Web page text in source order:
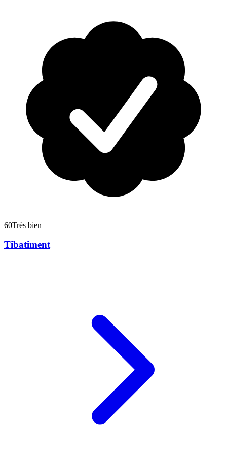
60Très bien
Tibatiment